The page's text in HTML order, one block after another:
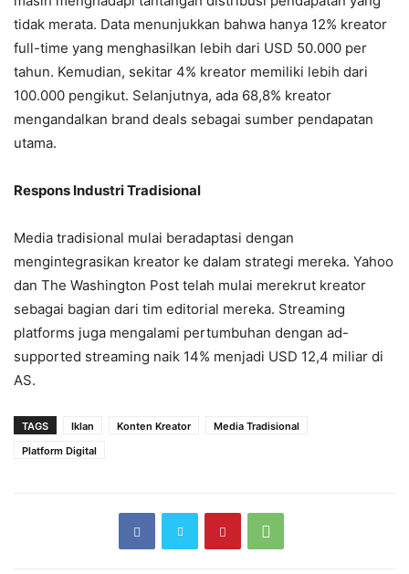
tidak merata. Data menunjukkan bahwa hanya 12% kreator
full-time yang menghasilkan lebih dari USD 50.000 per
tahun. Kemudian, sekitar 4% kreator memiliki lebih dari
100.000 pengikut. Selanjutnya, ada 68,8% kreator
mengandalkan brand deals sebagai sumber pendapatan
utama.
Respons Industri Tradisional
Media tradisional mulai beradaptasi dengan
mengintegrasikan kreator ke dalam strategi mereka. Yahoo
dan The Washington Post telah mulai merekrut kreator
sebagai bagian dari tim editorial mereka. Streaming
platforms juga mengalami pertumbuhan dengan ad-
supported streaming naik 14% menjadi USD 12,4 miliar di
AS.
TAGS Iklan Konten Kreator
Media Tradisional
Platform Digital